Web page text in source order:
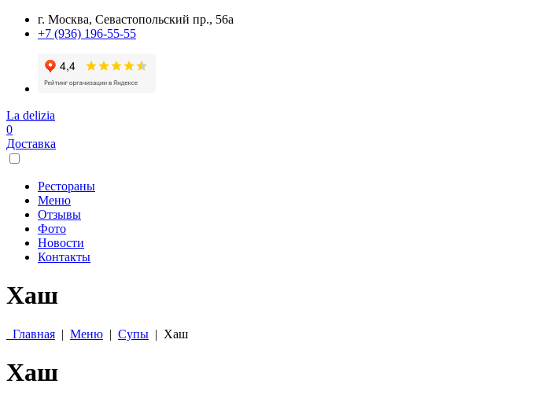
г. Москва, Севастопольский пр., 56а
+7 (936) 196-55-55
La delizia
0
Доставка
Рестораны
Меню
Отзывы
Фото
Новости
Контакты
Хаш
Главная | Меню | Супы | Хаш
Хаш